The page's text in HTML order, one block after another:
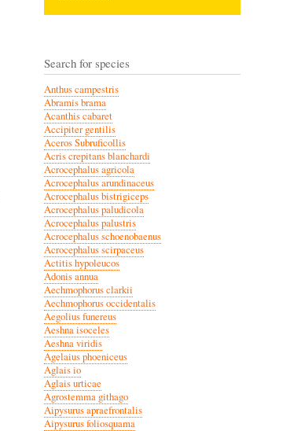
Search for species
Anthus campestris
Abramis brama
Acanthis cabaret
Accipiter gentilis
Aceros Subruficollis
Acris crepitans blanchardi
Acrocephalus agricola
Acrocephalus arundinaceus
Acrocephalus bistrigiceps
Acrocephalus paludicola
Acrocephalus palustris
Acrocephalus schoenobaenus
Acrocephalus scirpaceus
Actitis hypoleucos
Adonis annua
Aechmophorus clarkii
Aechmophorus occidentalis
Aegolius funereus
Aeshna isoceles
Aeshna viridis
Agelaius phoeniceus
Aglais io
Aglais urticae
Agrostemma githago
Aipysurus apraefrontalis
Aipysurus foliosquama